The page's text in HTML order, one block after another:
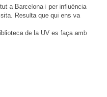
a Barcelona i per influència
Resulta que qui ens va
de la UV es faça amb